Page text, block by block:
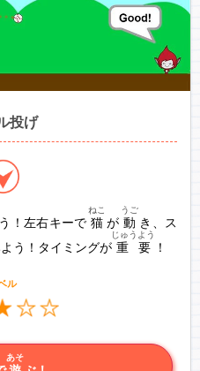
投げ
！左右キーで 猫
ねこ
が 動
うご
き、ス
う！タイミングが 重要
じゅうよう
！
ル
あそ